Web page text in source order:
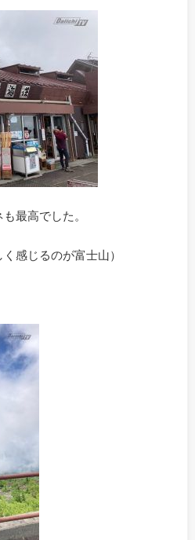
最高でした。
感じるのが富士山）